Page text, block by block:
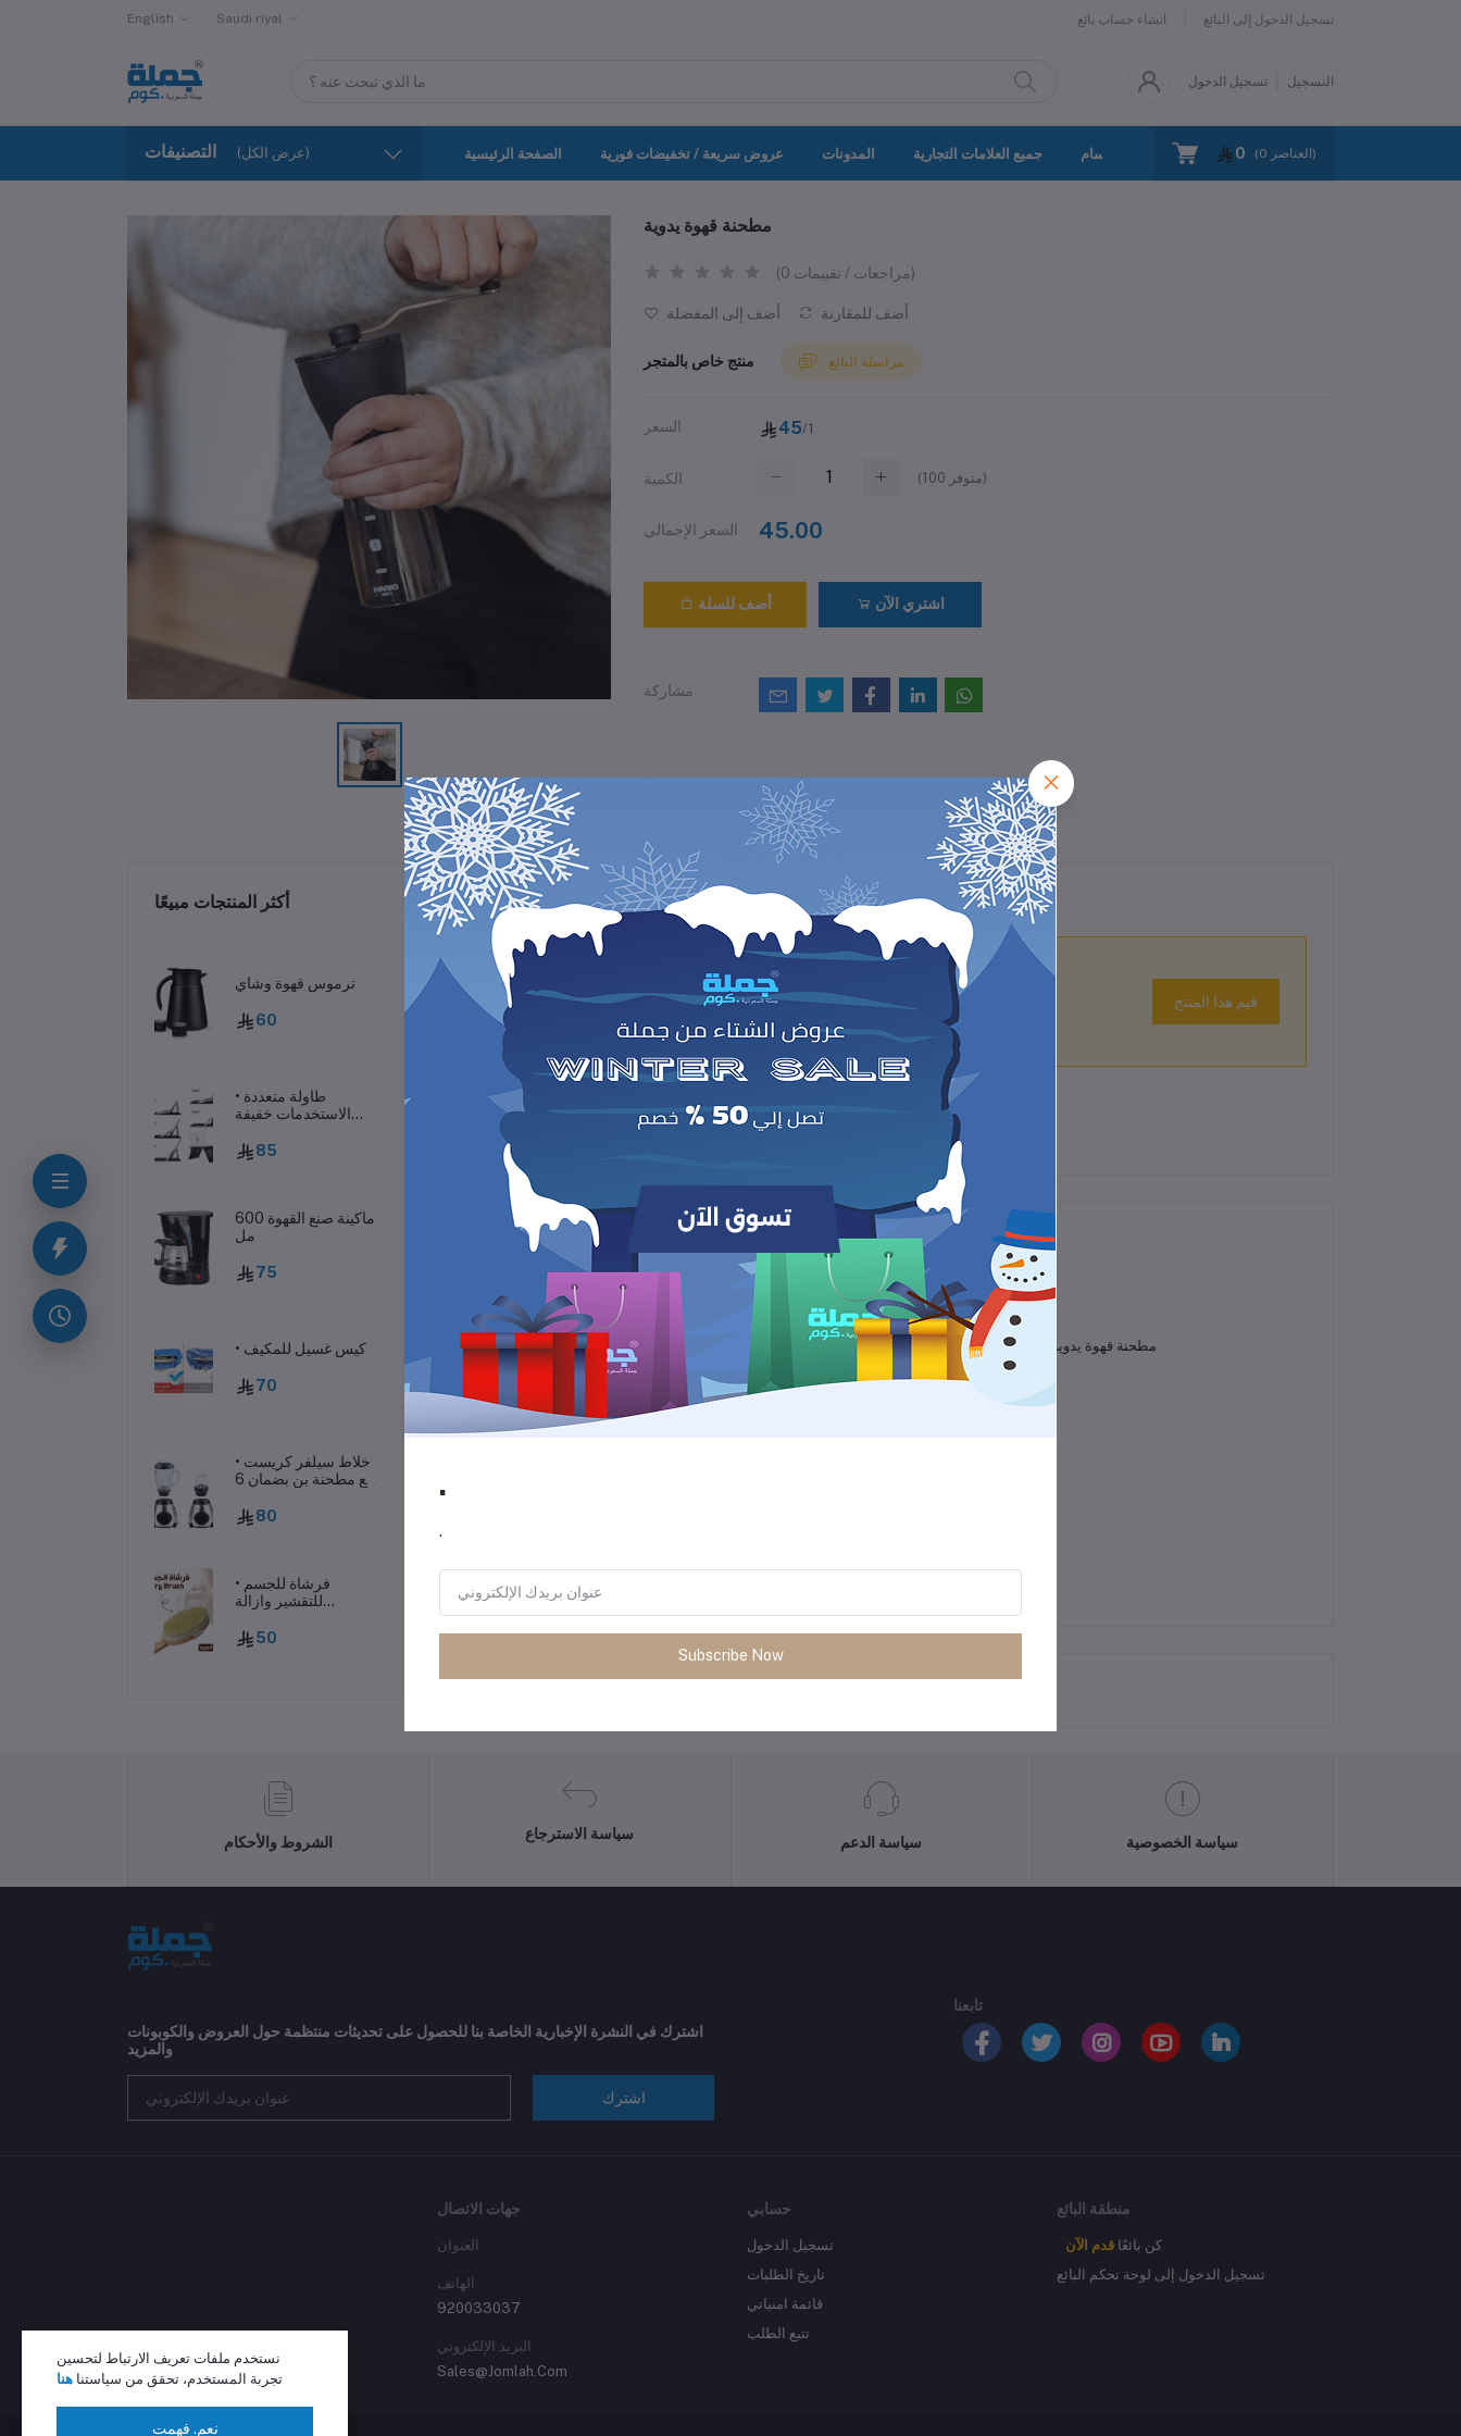
English Saudi riyal انشاء حساب بائع تسجيل الدخول إلى البائع
تسجيل الدخول التسجيل
التصنيفات (عرض الكل) الصفحة الرئيسية عروض سريعة / تخفيضات فورية المدونات جميع العلامات التجارية جميع الأقسام اتصل بنا سياسة الخصوصية 0 (0 العناصر)
مطحنة قهوة يدوية
(0 مراجعات / تقييمات)
أضف إلى المفضلة أضف للمقارنة
منتج خاص بالمتجر مراسلة البائع
السعر 45/1
الكمية (100 متوفر)
السعر الإجمالي 45.00
أضف للسلة اشتري الآن
مشاركة
أكثر المنتجات مبيعًا
ترموس قهوة وشاي
60
• طاولة متعددة
الاستخدمات خفيفة
85
ماكينة صنع القهوة 600
مل
75
• كيس غسيل للمكيف
70
• خلاط سيلفر كريست
مع مطحنة بن بضمان 6
80
• فرشاة للجسم
للتقشير وازالة
50
التقييمات والمراجعات
0 من أصل 5.0 (0 مراجعات / تقييمات) قيم هذا المنتج
مطحنة قهوة يدوية أنيقة وعملية، تسمح بطحن الحبوب الطازجة بسهولة للحصول على نكهة قهوة غنية وطازجة في كل مرة.
الشروط والأحكام
سياسة الاسترجاع
سياسة الدعم سياسة الخصوصية
اشترك في النشرة الإخبارية الخاصة بنا للحصول على تحديثات منتظمة حول العروض والكوبونات
والمزيد
اشترك
تابعنا
جهات الاتصال
العنوان
الهاتف
920033037
البريد الإلكتروني
Sales@Jomlah.Com
حسابي
تسجيل الدخول
تاريخ الطلبات
قائمة امنياتي
تتبع الطلب
منطقة البائع
كن بائعًا قدم الآن
تسجيل الدخول إلى لوحة تحكم البائع
نستخدم ملفات تعريف الارتباط لتحسين
تجربة المستخدم، تحقق من سياستنا هنا
نعم. فهمت
.
.
Subscribe Now